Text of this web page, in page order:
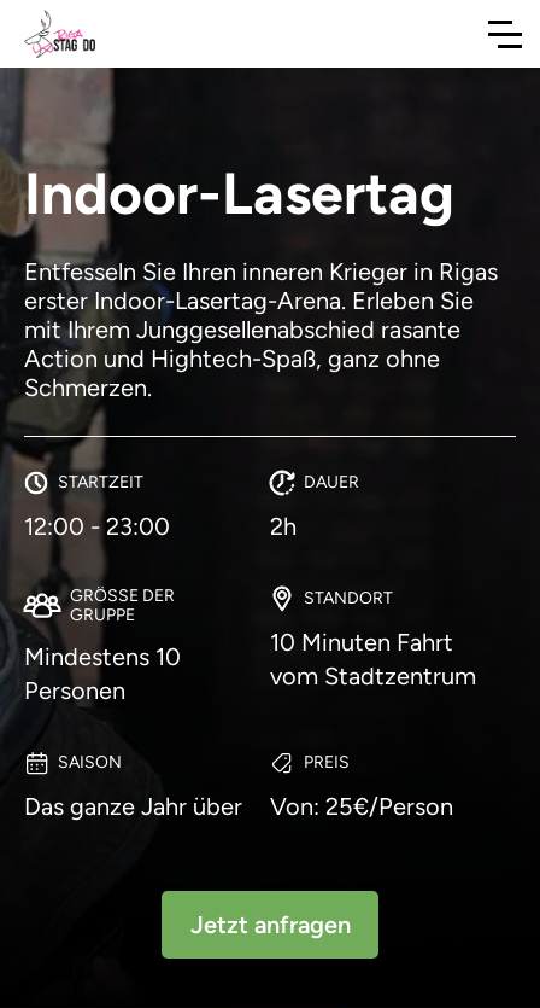
Indoor-Lasertag
Entfesseln Sie Ihren inneren Krieger in Rigas
erster Indoor-Lasertag-Arena. Erleben Sie
mit Ihrem Junggesellenabschied rasante
Action und Hightech-Spaß, ganz ohne
Schmerzen.
STARTZEIT
12:00 - 23:00
DAUER
2h
GRÖSSE DER G
RUPPE
Mindestens 10
Personen
STANDORT
10 Minuten Fahrt
vom Stadtzentrum
SAISON
Das ganze Jahr über
PREIS
Von: 25€/Person
Jetzt anfragen